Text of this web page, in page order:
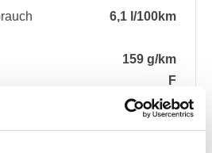
6,1 l/100km
159 g/km
F